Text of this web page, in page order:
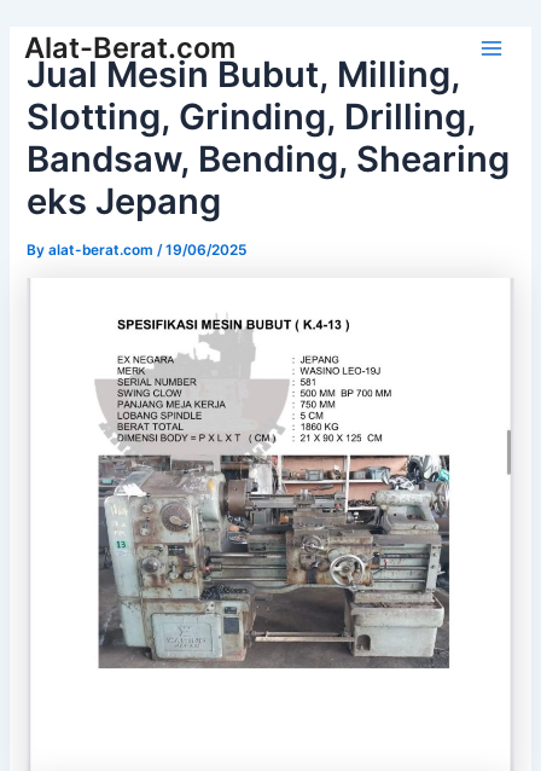
content
Alat-Berat.com
Jual Mesin Bubut, Milling,
Slotting, Grinding, Drilling,
Bandsaw, Bending, Shearing
eks Jepang
Byalat-berat.com /19/06/2025